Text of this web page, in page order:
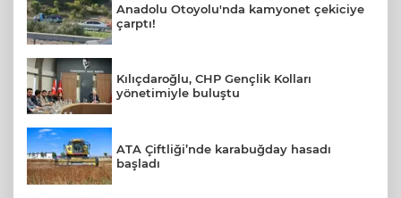
Anadolu Otoyolu'nda kamyonet çekiciye
çarptı!
Kılıçdaroğlu, CHP Gençlik Kolları
yönetimiyle buluştu
ATA Çiftliği’nde karabuğday hasadı
başladı